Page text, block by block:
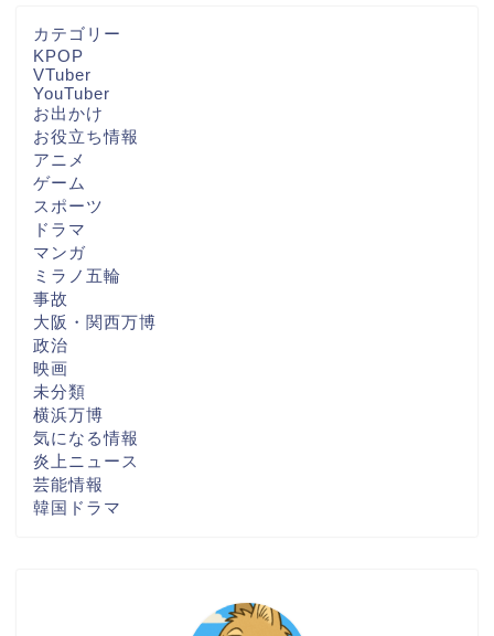
カテゴリー
KPOP
VTuber
YouTuber
お出かけ
お役立ち情報
アニメ
ゲーム
スポーツ
ドラマ
マンガ
ミラノ五輪
事故
大阪・関西万博
政治
映画
未分類
横浜万博
気になる情報
炎上ニュース
芸能情報
韓国ドラマ